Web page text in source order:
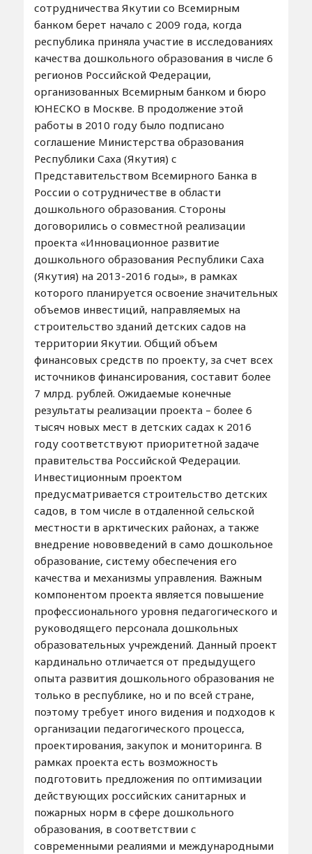
сотрудничества Якутии со Всемирным
банком берет начало с 2009 года, когда
республика приняла участие в исследованиях
качества дошкольного образования в числе 6
регионов Российской Федерации,
организованных Всемирным банком и бюро
ЮНЕСКО в Москве. В продолжение этой
работы в 2010 году было подписано
соглашение Министерства образования
Республики Саха (Якутия) с
Представительством Всемирного Банка в
России о сотрудничестве в области
дошкольного образования. Стороны
договорились о совместной реализации
проекта «Инновационное развитие
дошкольного образования Республики Саха
(Якутия) на 2013-2016 годы», в рамках
которого планируется освоение значительных
объемов инвестиций, направляемых на
строительство зданий детских садов на
территории Якутии. Общий объем
финансовых средств по проекту, за счет всех
источников финансирования, составит более
7 млрд. рублей. Ожидаемые конечные
результаты реализации проекта – более 6
тысяч новых мест в детских садах к 2016
году соответствуют приоритетной задаче
правительства Российской Федерации.
Инвестиционным проектом
предусматривается строительство детских
садов, в том числе в отдаленной сельской
местности в арктических районах, а также
внедрение нововведений в само дошкольное
образование, систему обеспечения его
качества и механизмы управления. Важным
компонентом проекта является повышение
профессионального уровня педагогического и
руководящего персонала дошкольных
образовательных учреждений. Данный проект
кардинально отличается от предыдущего
опыта развития дошкольного образования не
только в республике, но и по всей стране,
поэтому требует иного видения и подходов к
организации педагогического процесса,
проектирования, закупок и мониторинга. В
рамках проекта есть возможность
подготовить предложения по оптимизации
действующих российских санитарных и
пожарных норм в сфере дошкольного
образования, в соответствии с
современными реалиями и международными